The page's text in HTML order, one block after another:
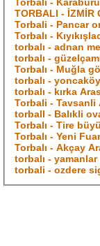
TORBALI - İZMİR
Torbali - Pancar
Torbalı -
torbalı - adnan
torbalı -
Torbalı - Muğla
torbalı -
torbalı - kırka
Torbali - Tavsanli
torbalI - Balıkli
Torbalı - Tire
Torbalı - Yeni
Torbalı - Akçay
torbalı - yamanlar
torbali - ozdere